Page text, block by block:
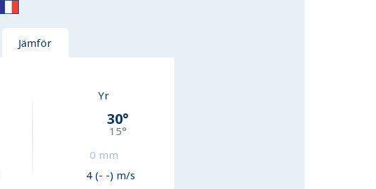
Jämför
Yr
30°
15°
0 mm
4 (- -) m/s